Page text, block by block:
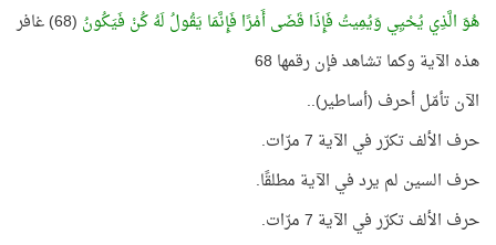
هُوَ الَّذِي يُحْيِي وَيُمِيتُ فَإِذَا قَضَى أَمْرًا فَإِنَّمَا يَقُولُ لَهُ كُنْ فَيَكُونُ (68) غافر
هذه الآية وكما تشاهد فإن رقمها 68
الآن تأمّل أحرف (أساطير)..
حرف الألف تكرّر في الآية 7 مرّات.
حرف السين لم يرد في الآية مطلقًا.
حرف الألف تكرّر في الآية 7 مرّات.